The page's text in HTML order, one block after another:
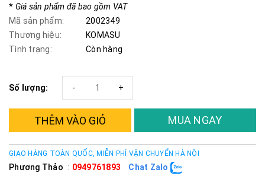
* Giá sản phẩm đã bao gồm VAT
Mã sản phẩm:
2002349
Thương hiệu:
KOMASU
Tình trạng:
Còn hàng
Số lượng: +
-
THÊM VÀO GIỎ MUA NGAY
GIAO HÀNG TOÀN QUỐC, MIỄN PHÍ VẬN CHUYỂN HÀ NỘI
Phương Thảo : 0949761893 Chat Zalo